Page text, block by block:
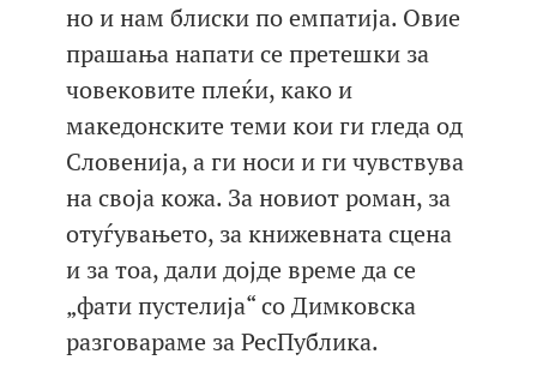
но и нам блиски по емпатија. Овие
прашања напати се претешки за
човековите плеќи, како и
македонските теми кои ги гледа од
Словенија, а ги носи и ги чувствува
на своја кожа. За новиот роман, за
отуѓувањето, за книжевната сцена
и за тоа, дали дојде време да се
„фати пустелија“ со Димковска
разговараме за РесПублика.